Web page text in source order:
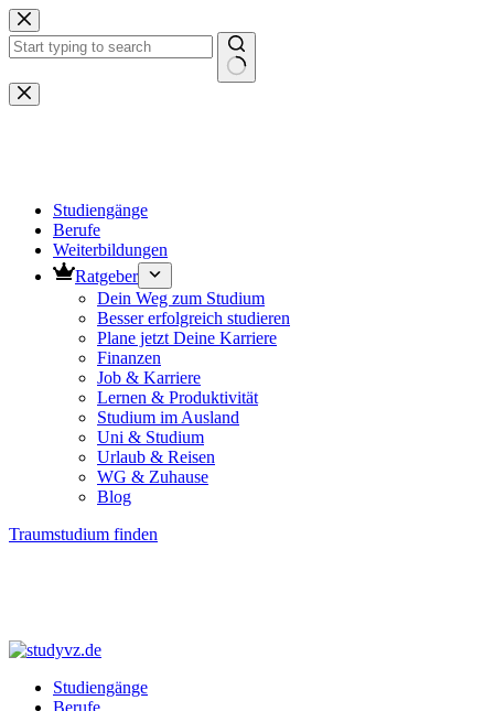
Zum
Inhalt
springen
Keine
Ergebnisse
Studiengänge
Berufe
Weiterbildungen
Ratgeber
Dein Weg zum Studium
Besser erfolgreich studieren
Plane jetzt Deine Karriere
Finanzen
Job & Karriere
Lernen & Produktivität
Studium im Ausland
Uni & Studium
Urlaub & Reisen
WG & Zuhause
Blog
Traumstudium finden
Studiengänge
Berufe